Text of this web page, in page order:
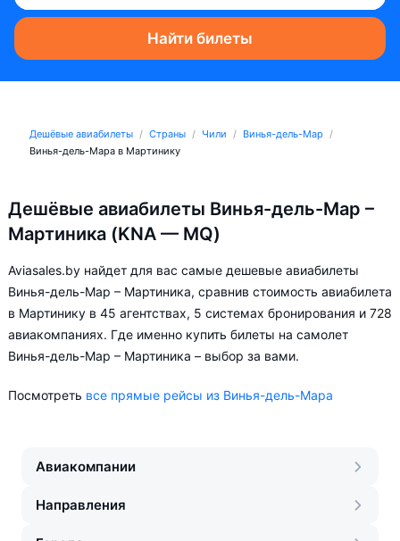
Найти билеты
Дешёвые авиабилеты Страны Чили
Винья-дель-Мар
Винья-дель-Мара в Мартинику
Дешёвые авиабилеты Винья-дель-Мар –
Мартиника (KNA — MQ)
Aviasales.by найдет для вас самые дешевые авиабилеты
Винья-дель-Мар – Мартиника, сравнив стоимость авиабилета
в Мартинику в 45 агентствах, 5 системах бронирования и 728
авиакомпаниях. Где именно купить билеты на самолет
Винья-дель-Мар – Мартиника – выбор за вами.
Посмотреть все прямые рейсы из Винья-дель-Мара
Авиакомпании
Направления